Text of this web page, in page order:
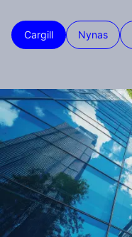
Cargill Nynas